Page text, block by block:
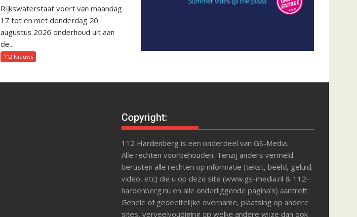
Rijkswaterstaat voert van maandag
17 tot en met donderdag 20
augustus 2026 onderhoud uit aan
de...
112 Nieuws
Copyright:
112 Hardenberg is een onderdeel van GS-Media.
Alle rechten voorbehouden. Tenzij anders vermeld
berusten alle rechten op informatie (tekst, beeld, geluid,
video, etc) die u op deze site (www.gs-media.nl & 112-
hardenberg.nu en alle onderliggende pagina’s) aantreft
Gehele of gedeeltelijke overname, plaatsing op andere
sites, verveelvoudiging op welke andere wijze dan ook